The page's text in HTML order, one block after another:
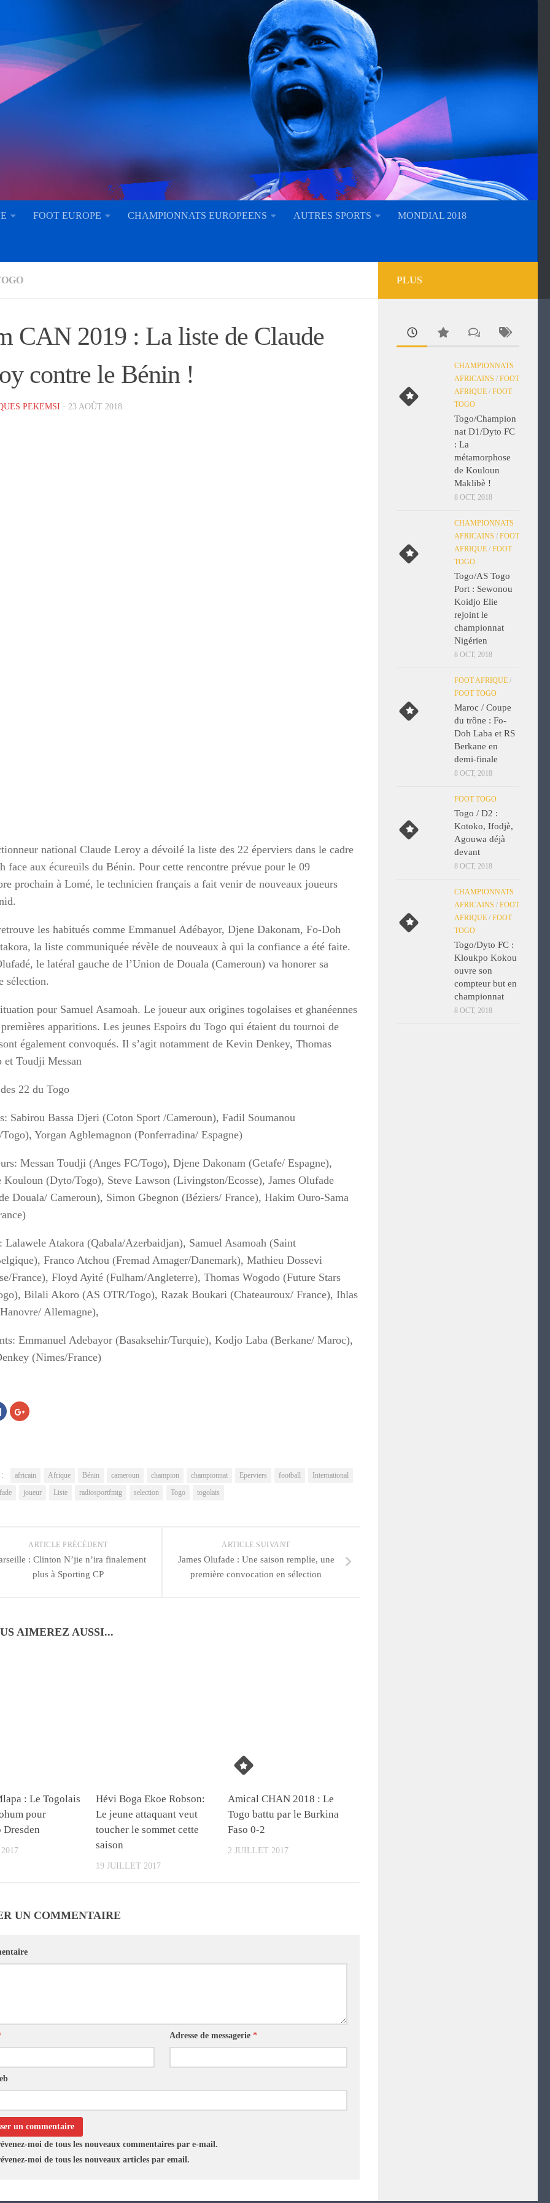
FOOT EUROPE CHAMPIONNATS EUROPEENS AUTRES SPORTS MONDIAL 2018
CAN 2019 : La liste de Claude
contre le Bénin !
PEKEMSI · 23 AOÛT 2018
national Claude Leroy a dévoilé la liste des 22 éperviers dans le cadre
face aux écureuils du Bénin. Pour cette rencontre prévue pour le 09
prochain à Lomé, le technicien français a fait venir de nouveaux joueurs
les habitués comme Emmanuel Adébayor, Djene Dakonam, Fo-Doh
la liste communiquée révèle de nouveaux à qui la confiance a été faite.
le latéral gauche de l’Union de Douala (Cameroun) va honorer sa
sélection.
pour Samuel Asamoah. Le joueur aux origines togolaises et ghanéennes
apparitions. Les jeunes Espoirs du Togo qui étaient du tournoi de
également convoqués. Il s’agit notamment de Kevin Denkey, Thomas
et Toudji Messan
22 du Togo
Sabirou Bassa Djeri (Coton Sport /Cameroun), Fadil Soumanou
Yorgan Agblemagnon (Ponferradina/ Espagne)
Messan Toudji (Anges FC/Togo), Djene Dakonam (Getafe/ Espagne),
(Dyto/Togo), Steve Lawson (Livingston/Ecosse), James Olufade
Douala/ Cameroun), Simon Gbegnon (Béziers/ France), Hakim Ouro-Sama
Atakora (Qabala/Azerbaidjan), Samuel Asamoah (Saint
Franco Atchou (Fremad Amager/Danemark), Mathieu Dossevi
France), Floyd Ayité (Fulham/Angleterre), Thomas Wogodo (Future Stars
Bilali Akoro (AS OTR/Togo), Razak Boukari (Chateauroux/ France), Ihlas
Allemagne),
Emmanuel Adebayor (Basaksehir/Turquie), Kodjo Laba (Berkane/ Maroc),
(Nimes/France)
Cliquez
pour
partager
Cliquez
pour
fenêtre)
africain Afrique Bénin cameroun champion championnat Eperviers football
International
joueur Liste radiosportfmtg selection Togo togolais
ARTICLE SUIVANT
James Olufade : Une saison remplie, une
première convocation en sélection
ARTICLE PRÉCÉDENT
: Clinton N’jie n’ira finalement
plus à Sporting CP
AIMEREZ AUSSI...
: Le Togolais
pour
Dresden
Hévi Boga Ekoe Robson:
Le jeune attaquant veut
toucher le sommet cette
saison
19 JUILLET 2017
Amical CHAN 2018 : Le
Togo battu par le Burkina
Faso 0-2
2 JUILLET 2017
UN COMMENTAIRE
Adresse de messagerie*
moi de tous les nouveaux commentaires par e-mail.
moi de tous les nouveaux articles par email.
PLUS
CHAMPIONNATS
AFRICAINS / FOOT
AFRIQUE / FOOT
TOGO
Togo/Champion
nat D1/Dyto FC
: La
métamorphose
de Kouloun
Maklibè !
8 OCT, 2018
CHAMPIONNATS
AFRICAINS / FOOT
AFRIQUE / FOOT
TOGO
Togo/AS Togo
Port : Sewonou
Koidjo Elie
rejoint le
championnat
Nigérien
8 OCT, 2018
FOOT AFRIQUE /
FOOT TOGO
Maroc / Coupe
du trône : Fo-
Doh Laba et RS
Berkane en
demi-finale
8 OCT, 2018
FOOT TOGO
Togo / D2 :
Kotoko, Ifodjè,
Agouwa déjà
devant
8 OCT, 2018
CHAMPIONNATS
AFRICAINS / FOOT
AFRIQUE / FOOT
TOGO
Togo/Dyto FC :
Kloukpo Kokou
ouvre son
compteur but en
championnat
8 OCT, 2018